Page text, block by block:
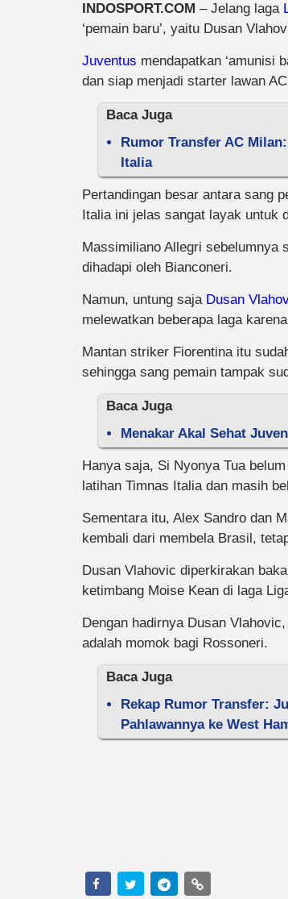
INDOSPORT.COM – Jelang laga
‘pemain baru’, yaitu Dusan
Juventus mendapatkan ‘amunisi
dan siap menjadi starter lawan
Baca Juga
Rumor Transfer AC
Italia
Pertandingan besar antara sang
Italia ini jelas sangat layak untuk
Massimiliano Allegri sebelumnya
dihadapi oleh Bianconeri.
Namun, untung saja Dusan
melewatkan beberapa laga
Mantan striker Fiorentina itu
sehingga sang pemain tampak
Baca Juga
Menakar Akal Sehat
Hanya saja, Si Nyonya Tua
latihan Timnas Italia dan masih
Sementara itu, Alex Sandro dan
kembali dari membela Brasil,
Dusan Vlahovic diperkirakan
ketimbang Moise Kean di laga
Dengan hadirnya Dusan
adalah momok bagi Rossoneri.
Baca Juga
Rekap Rumor Transfer:
Pahlawannya ke West